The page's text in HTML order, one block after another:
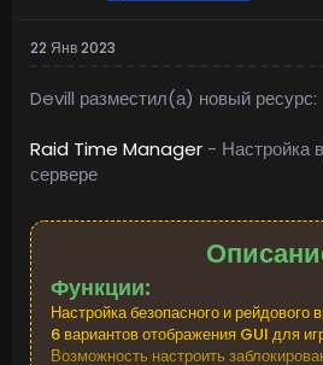
22 Янв 2023
Devill разместил(а) новый ресурс:
Raid Time Manager - Настройка
сервере
Функции:
Настройка безопасного и рейдового
6 вариантов отображения GUI для
Возможность настроить